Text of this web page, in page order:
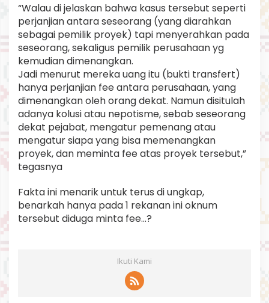
“Walau di jelaskan bahwa kasus tersebut seperti
perjanjian antara seseorang (yang diarahkan
sebagai pemilik proyek) tapi menyerahkan pada
seseorang, sekaligus pemilik perusahaan yg
kemudian dimenangkan.
Jadi menurut mereka uang itu (bukti transfert)
hanya perjanjian fee antara perusahaan, yang
dimenangkan oleh orang dekat. Namun disitulah
adanya kolusi atau nepotisme, sebab seseorang
dekat pejabat, mengatur pemenang atau
mengatur siapa yang bisa memenangkan
proyek, dan meminta fee atas proyek tersebut,”
tegasnya
Fakta ini menarik untuk terus di ungkap,
benarkah hanya pada 1 rekanan ini oknum
tersebut diduga minta fee…?
Ikuti Kami